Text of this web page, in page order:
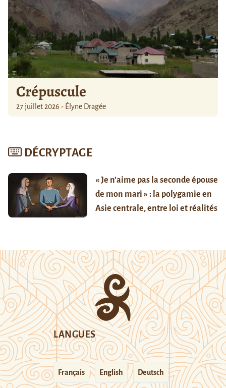
Crépuscule
27 juillet 2026 - Élyne Dragée
DÉCRYPTAGE
« Je n’aime pas la seconde épouse
de mon mari » : la polygamie en
Asie centrale, entre loi et réalités
LANGUES
Français English Deutsch